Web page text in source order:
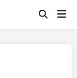
Open